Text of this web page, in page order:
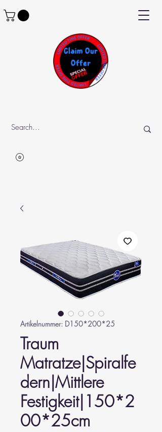
Artikelnummer: D150*200*25
Traum
Matratze|Spiralfe
dern|Mittlere
Festigkeit|150*2
00*25cm